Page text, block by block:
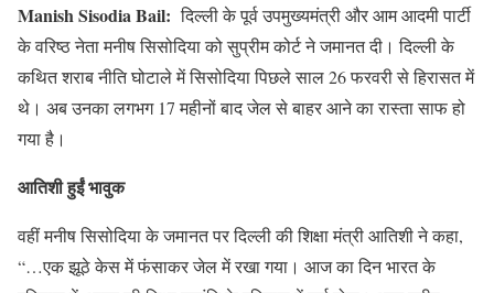
Manish Sisodia Bail: दिल्ली के पूर्व उपमुख्यमंत्री और आम आदमी पार्टी
के वरिष्ठ नेता मनीष सिसोदिया को सुप्रीम कोर्ट ने जमानत दी। दिल्ली के
कथित शराब नीति घोटाले में सिसोदिया पिछले साल 26 फरवरी से हिरासत में
थे। अब उनका लगभग 17 महीनों बाद जेल से बाहर आने का रास्ता साफ हो
गया है।
आतिशी हुईं भावुक
वहीं मनीष सिसोदिया के जमानत पर दिल्ली की शिक्षा मंत्री आतिशी ने कहा,
“…एक झूठे केस में फंसाकर जेल में रखा गया। आज का दिन भारत के